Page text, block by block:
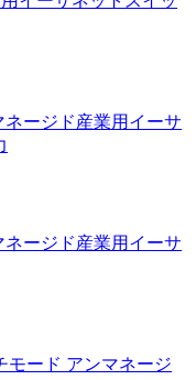
ージド産業用イーサ
ージド産業用イーサ
モード アンマネージ